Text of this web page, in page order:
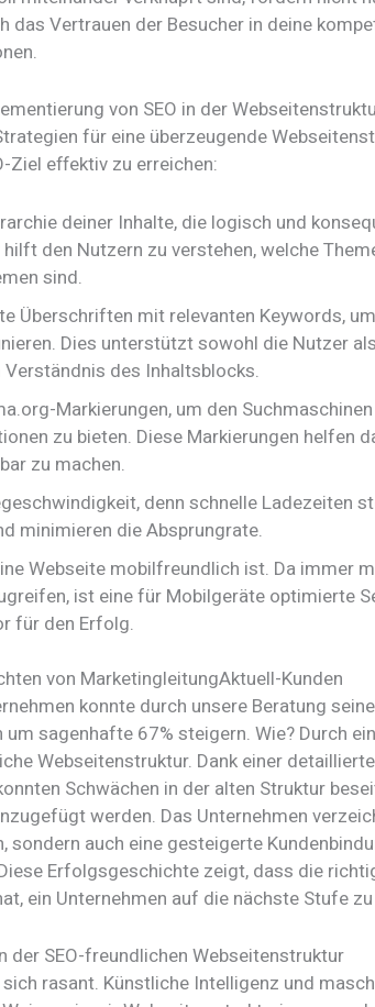
das Vertrauen der Besucher in deine
von SEO in der
für eine überzeugende
Ziel effektiv zu erreichen:
deiner Inhalte, die logisch und
den Nutzern zu verstehen, welche
sind.
Überschriften mit relevanten Keywords,
Dies unterstützt sowohl die Nutzer
des Inhaltsblocks.
Markierungen, um den Suchmaschinen
zu bieten. Diese Markierungen helfen
zu machen.
denn schnelle Ladezeiten
minimieren die Absprungrate.
Webseite mobilfreundlich ist. Da immer
ist eine für Mobilgeräte optimierte
für den Erfolg.
von MarketingleitungAktuell-Kunden
konnte durch unsere Beratung seine
sagenhafte 67% steigern. Wie? Durch
Webseitenstruktur. Dank einer
Schwächen in der alten Struktur
werden. Das Unternehmen
sondern auch eine gesteigerte
Erfolgsgeschichte zeigt, dass die
ein Unternehmen auf die nächste Stufe zu
der SEO-freundlichen Webseitenstruktur
rasant. Künstliche Intelligenz und